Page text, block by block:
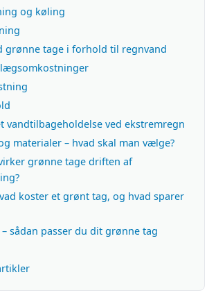
og køling
grønne tage i forhold til regnvand
vandtilbageholdelse ved ekstremregn
materialer – hvad skal man vælge?
grønne tage driften af
koster et grønt tag, og hvad sparer
sådan passer du dit grønne tag